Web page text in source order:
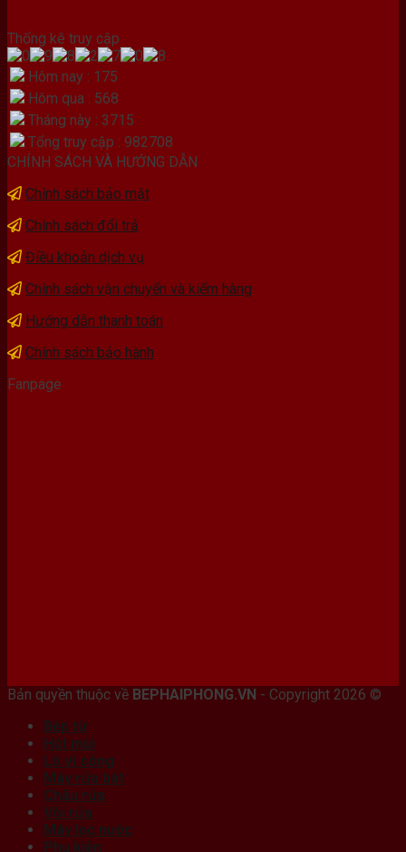
Thống kê truy cập
Hôm nay : 175
Hôm qua : 568
Tháng này : 3715
Tổng truy cập : 982708
CHÍNH SÁCH VÀ HƯỚNG DẪN
Chính sách bảo mật
Chính sách đổi trả
Điều khoản dịch vụ
Chính sách vận chuyển và kiểm hàng
Hướng dẫn thanh toán
Chính sách bảo hành
Fanpage
Bản quyền thuộc về BEPHAIPHONG.VN - Copyright 2026 ©
Bếp từ
Hút mùi
Lò vi sóng
Máy rửa bát
Chậu rửa
Vòi rửa
Máy lọc nước
Phụ kiện